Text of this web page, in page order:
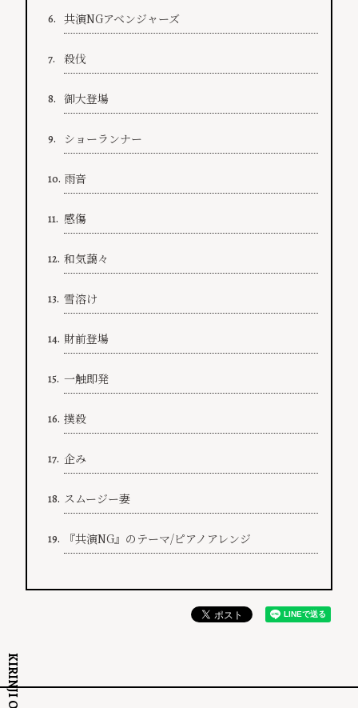
6. 共演NGアベンジャーズ
7. 殺伐
8. 御大登場
9. ショーランナー
10. 雨音
11. 感傷
12. 和気藹々
13. 雪溶け
14. 財前登場
15. 一触即発
16. 撲殺
17. 企み
18. スムージー妻
19. 『共演NG』のテーマ/ピアノアレンジ